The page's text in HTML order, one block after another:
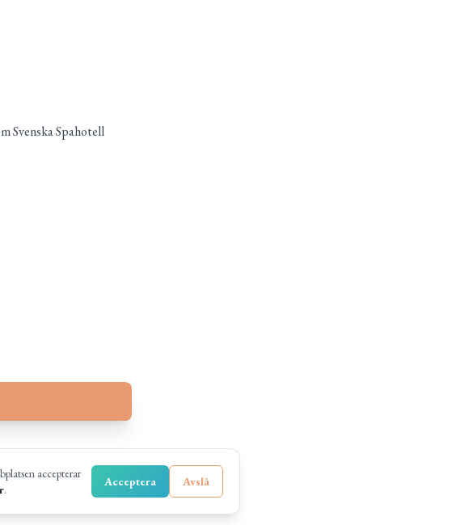
Svenska Spahotell
accepterar
.
Acceptera Avslå